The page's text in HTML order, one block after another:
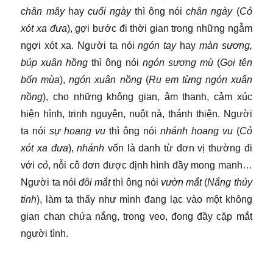
chân mây hay cuối ngàythì ông nóichân ngày(Cỏ
xót xa đưa), gợi bước đi thời gian trong những ngẫm
ngợi xót xa. Người ta nóingón tayhay màn sương,
búp xuân hồng thì ông nói ngón sương mù(Gọi tên
bốn mùa), ngón xuân nồng(Ru em từng ngón xuân
nồng), cho những không gian, âm thanh, cảm xúc
hiện hình, trinh nguyên, nuột nà, thánh thiện. Người
ta nóisự hoang vu thì ông nói nhánh hoang vu(Cỏ
xót xa đưa),nhánhvốn là danh từ đơn vị thường đi
với cỏ, nỗi cô đơn được định hình đầy mong manh…
Người ta nóiđôi mắtthì ông nói vườn mắt(Nắng thủy
tinh), làm ta thấy như mình đang lạc vào một không
gian chan chứa nắng, trong veo, đong đầy cặp mắt
người tình.